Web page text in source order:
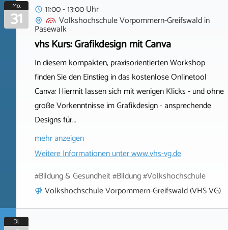
Mo.
31
11:00 - 13:00 Uhr
Volkshochschule Vorpommern-Greifswaldin
Pasewalk
vhs Kurs: Grafikdesign mit Canva
In diesem kompakten, praxisorientierten Workshop
finden Sie den Einstieg in das kostenlose Onlinetool
Canva: Hiermit lassen sich mit wenigen Klicks - und ohne
große Vorkenntnisse im Grafikdesign - ansprechende
Designs für…
mehr anzeigen
Weitere Informationen unterwww.vhs-vg.de
#Bildung & Gesundheit #Bildung #Volkshochschule
Volkshochschule Vorpommern-Greifswald (VHS VG)
Di.